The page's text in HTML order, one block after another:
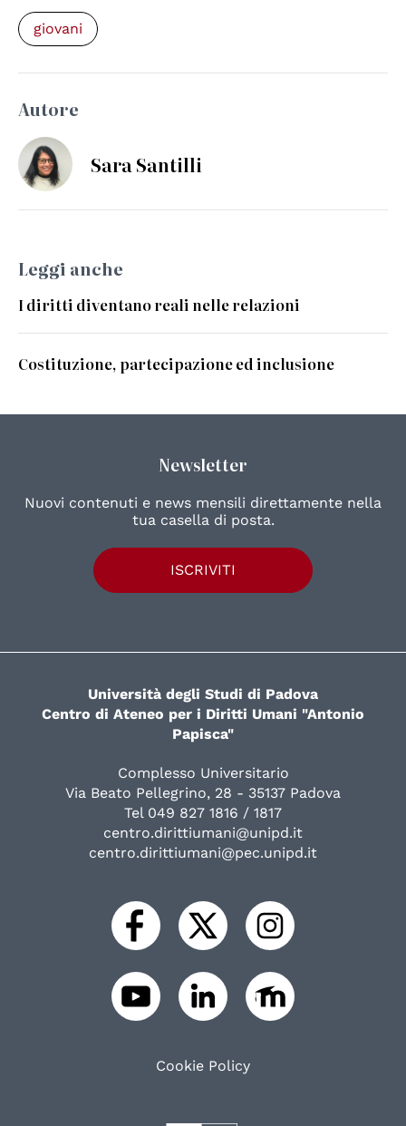
giovani
Autore
Sara Santilli
Leggi anche
I diritti diventano reali nelle relazioni
Costituzione, partecipazione ed inclusione
Newsletter
Nuovi contenuti e news mensili direttamente nella
tua casella di posta.
ISCRIVITI
Università degli Studi di Padova
Centro di Ateneo per i Diritti Umani "Antonio
Papisca"
Complesso Universitario
Via Beato Pellegrino, 28 - 35137 Padova
Tel 049 827 1816 / 1817
centro.dirittiumani@unipd.it
centro.dirittiumani@pec.unipd.it
Cookie Policy